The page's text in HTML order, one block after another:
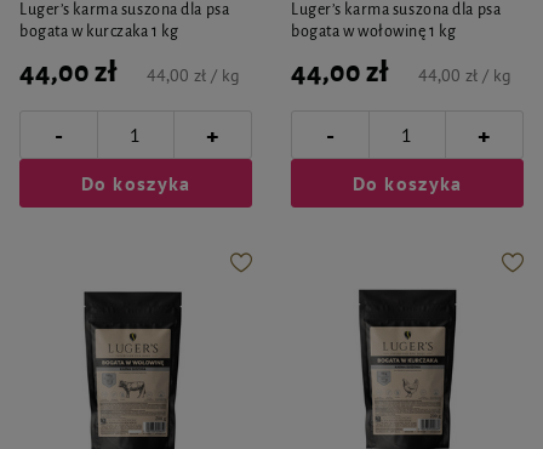
Luger’s karma suszona dla psa
bogata w kurczaka 1 kg
44,00 zł 44,00 zł / kg
- +
Do koszyka
Luger’s karma suszona dla psa
bogata w wołowinę 1 kg
44,00 zł 44,00 zł / kg
- +
Do koszyka